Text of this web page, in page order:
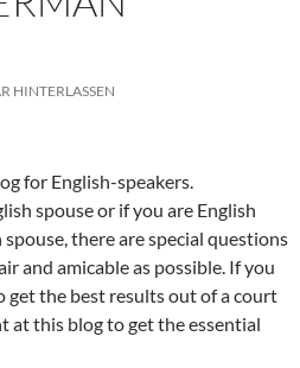
HINTERLASSEN
for English-speakers.
spouse or if you are English
there are special questions
and amicable as possible. If you
get the best results out of a court
at this blog to get the essential